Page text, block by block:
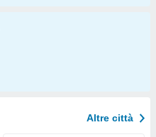
Altre città